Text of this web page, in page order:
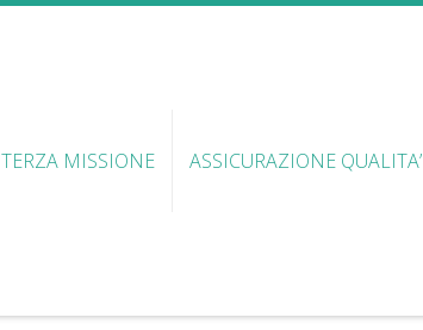
TERZA MISSIONE ASSICURAZIONE QUALITA’